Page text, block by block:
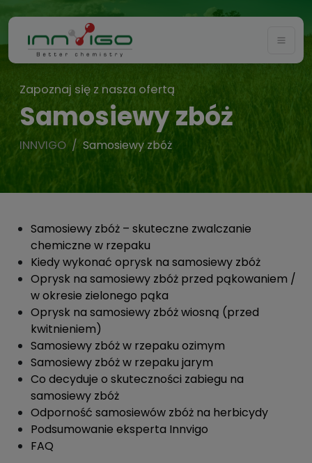
Zapoznaj się z nasza ofertą
Samosiewy zbóż
INNVIGO Samosiewy zbóż
Samosiewy zbóż – skuteczne zwalczanie
chemiczne w rzepaku
Kiedy wykonać oprysk na samosiewy zbóż
Oprysk na samosiewy zbóż przed pąkowaniem /
w okresie zielonego pąka
Oprysk na samosiewy zbóż wiosną (przed
kwitnieniem)
Samosiewy zbóż w rzepaku ozimym
Samosiewy zbóż w rzepaku jarym
Co decyduje o skuteczności zabiegu na
samosiewy zbóż
Odporność samosiewów zbóż na herbicydy
Podsumowanie eksperta Innvigo
FAQ